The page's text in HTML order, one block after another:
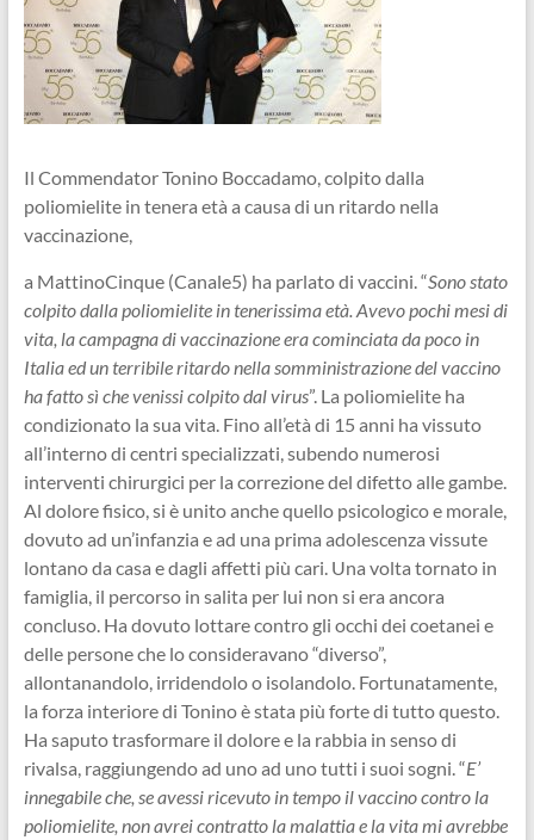
Il Commendator Tonino Boccadamo, colpito dalla
poliomielite in tenera età a causa di un ritardo nella
vaccinazione,
a MattinoCinque (Canale5) ha parlato di vaccini. “Sono stato
colpito dalla poliomielite in tenerissima età. Avevo pochi mesi di
vita, la campagna di vaccinazione era cominciata da poco in
Italia ed un terribile ritardo nellasomministrazione del vaccino
ha fatto sì che venissi colpito dal virus”. La poliomielite ha
condizionato la sua vita. Fino all’età di 15 anni ha vissuto
all’interno di centri specializzati, subendo numerosi
interventi chirurgici per la correzione del difetto alle gambe.
Al dolore fisico, si è unito anche quello psicologico e morale,
dovuto ad un’infanzia e ad una prima adolescenza vissute
lontano da casa e dagli affetti più cari. Una volta tornato in
famiglia, il percorso in salita per lui non si era ancora
concluso. Ha dovuto lottare contro gli occhi dei coetanei e
delle persone che lo consideravano “diverso”,
allontanandolo, irridendolo o isolandolo. Fortunatamente,
la forza interiore di Tonino è stata più forte di tutto questo.
Ha saputo trasformare il dolore e la rabbia in senso di
rivalsa, raggiungendo ad uno ad uno tutti i suoi sogni. “E’
innegabile che, se avessi ricevuto in tempo il vaccino contro la
poliomielite, non avrei contratto la malattia e la vita mi avrebbe